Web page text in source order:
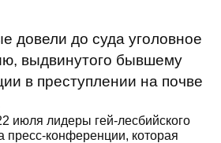
довели до суда уголовное
выдвинутого бывшему
в преступлении на почве
июля лидеры гей-лесбийского
пресс-конференции, которая